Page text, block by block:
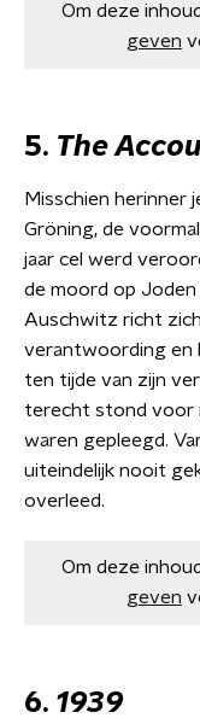
Om deze
geven
5. The
Misschien herinner
Gröning, de
jaar cel werd
de moord op
Auschwitz richt
verantwoording en
ten tijde van zijn
terecht stond voor
waren gepleegd.
uiteindelijk nooit
overleed.
Om deze
geven
6. 1939